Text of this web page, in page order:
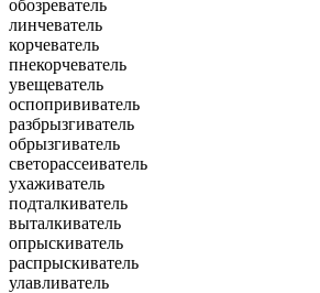
обозреватель
линчеватель
корчеватель
пнекорчеватель
увещеватель
оспопрививатель
разбрызгиватель
обрызгиватель
светорассеиватель
ухаживатель
подталкиватель
выталкиватель
опрыскиватель
распрыскиватель
улавливатель